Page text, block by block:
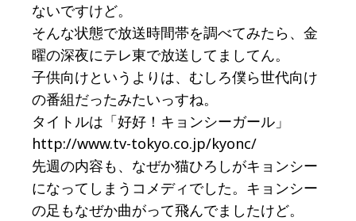
ないですけど。
そんな状態で放送時間帯を調べてみたら、金
曜の深夜にテレ東で放送してましてん。
子供向けというよりは、むしろ僕ら世代向け
の番組だったみたいっすね。
タイトルは「好好！キョンシーガール」
http://www.tv-tokyo.co.jp/kyonc/
先週の内容も、なぜか猫ひろしがキョンシー
になってしまうコメディでした。キョンシー
の足もなぜか曲がって飛んでましたけど。